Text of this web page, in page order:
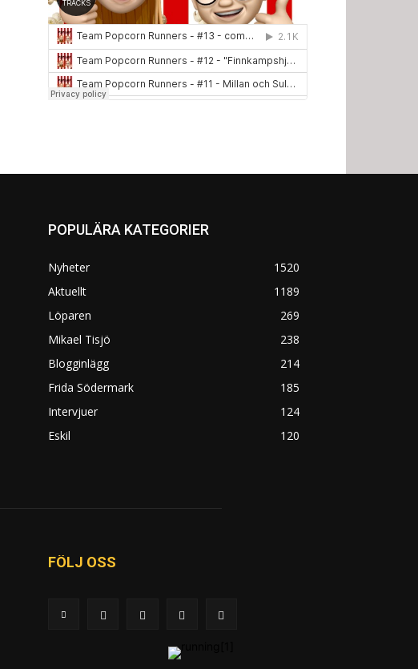
POPULÄRA KATEGORIER
Nyheter
1520
Aktuellt
1189
Löparen
269
Mikael Tisjö
238
Blogginlägg
214
Frida Södermark
185
Intervjuer
124
Eskil
120
FÖLJ OSS